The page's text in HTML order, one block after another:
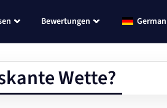
Bewertungen German
Wette?